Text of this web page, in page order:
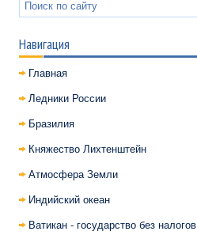
Навигация
Главная
Ледники России
Бразилия
Княжество Лихтенштейн
Атмосфера Земли
Индийский океан
Ватикан - государство без налогов